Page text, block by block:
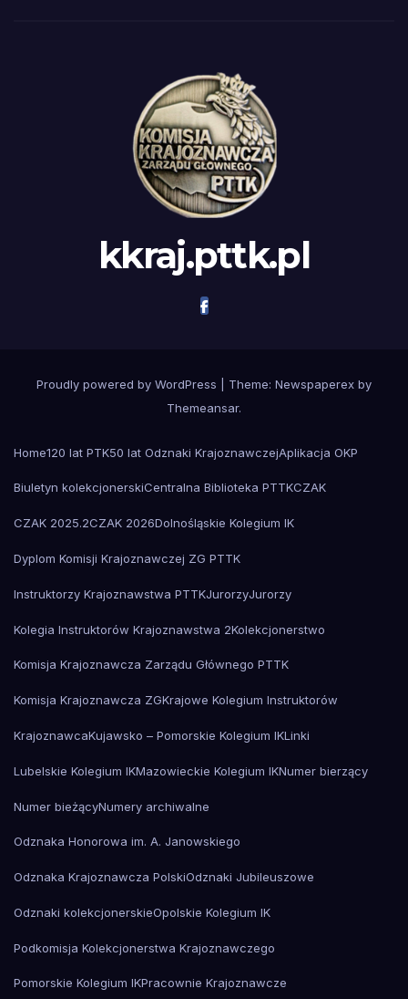
kkraj.pttk.pl
Proudly powered by WordPress
Theme: Newspaperex by
Themeansar.
Home120 lat PTK50 lat Odznaki KrajoznawczejAplikacja OKP
Biuletyn kolekcjonerskiCentralna Biblioteka PTTKCZAK
CZAK 2025.2CZAK 2026Dolnośląskie Kolegium IK
Dyplom Komisji Krajoznawczej ZG PTTK
Instruktorzy Krajoznawstwa PTTKJurorzyJurorzy
Kolegia Instruktorów Krajoznawstwa 2Kolekcjonerstwo
Komisja Krajoznawcza Zarządu Głównego PTTK
Komisja Krajoznawcza ZGKrajowe Kolegium Instruktorów
KrajoznawcaKujawsko – Pomorskie Kolegium IKLinki
Lubelskie Kolegium IKMazowieckie Kolegium IKNumer bierzący
Numer bieżącyNumery archiwalne
Odznaka Honorowa im. A. Janowskiego
Odznaka Krajoznawcza PolskiOdznaki Jubileuszowe
Odznaki kolekcjonerskieOpolskie Kolegium IK
Podkomisja Kolekcjonerstwa Krajoznawczego
Pomorskie Kolegium IKPracownie Krajoznawcze